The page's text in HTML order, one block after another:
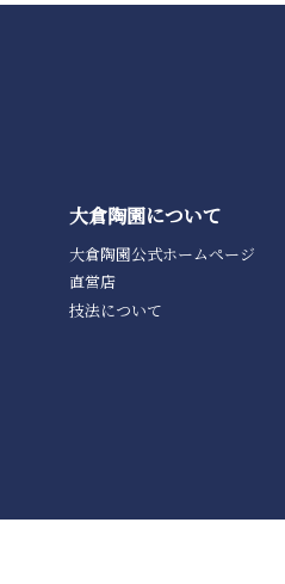
大倉陶園について
大倉陶園公式ホームページ
直営店
技法について